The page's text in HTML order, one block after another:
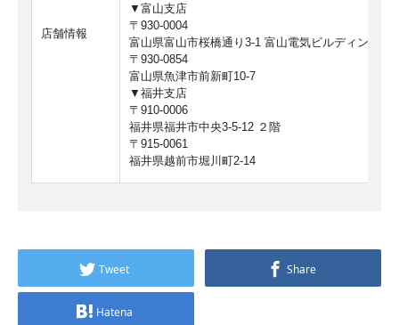
店舗情報
▼富山支店
〒930-0004
富山県富山市桜橋通り3-1 富山電気ビルディング2階
〒930-0854
富山県魚津市前新町10-7
▼福井支店
〒910-0006
福井県福井市中央3-5-12 ２階
〒915-0061
福井県越前市堀川町2-14
Tweet Share
Hatena